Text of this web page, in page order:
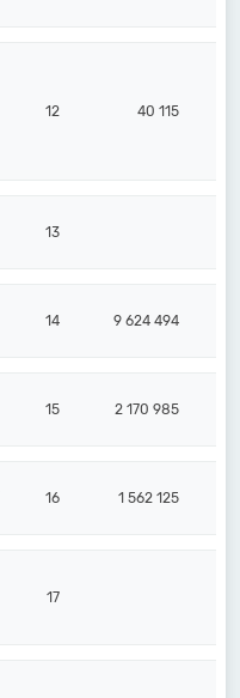
12 40 115
13
14 9 624 494
15 2 170 985
16 1 562 125
17